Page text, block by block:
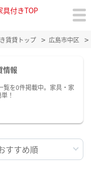
具付きTOP
賃貸トップ 広島市中区
情報
覧を0件掲載中。家具・家
！